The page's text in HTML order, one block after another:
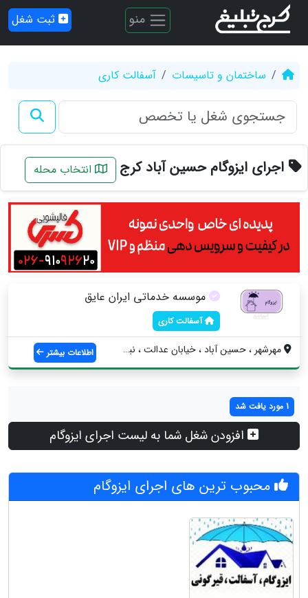
منو ثبت شغل
ساختمان و تاسیسات آسفالت کاری
اجرای ایزوگام حسین آباد کرج انتخاب محله
موسسه خدماتی ایران عایق
آسفالت کاری
مهرشهر ، حسین آباد ، خیابان عدالت ، نبش ... اطلاعات بیشتر
1 مورد یافت شد
افزودن شغل شما به لیست اجرای ایزوگام
محبوب ترین های اجرای ایزوگام